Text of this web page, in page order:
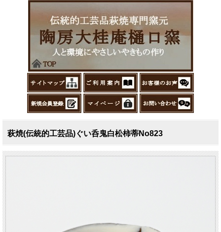
萩焼(伝統的工芸品)ぐい呑鬼白松柿蒂No823